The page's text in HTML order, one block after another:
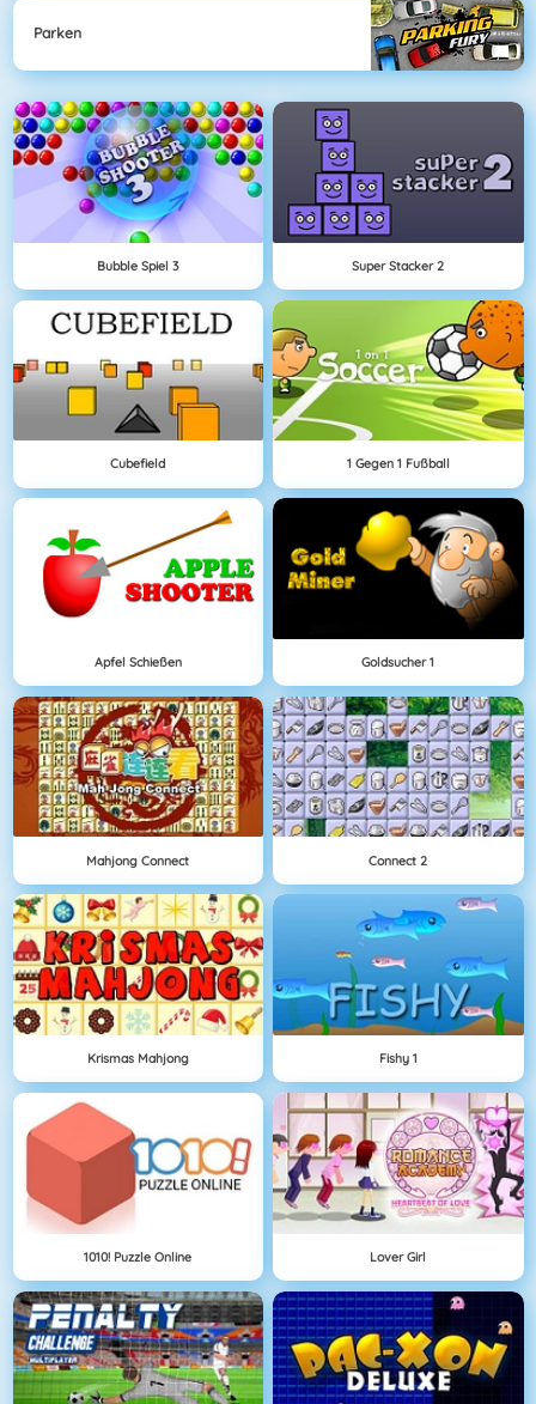
Parken
Bubble Spiel 3 Super Stacker 2
Cubefield 1 Gegen 1 Fußball
Apfel Schießen Goldsucher 1
Mahjong Connect Connect 2
Krismas Mahjong Fishy 1
1010! Puzzle Online Lover Girl